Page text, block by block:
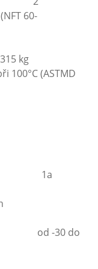
60-
100°C (ASTMD
do